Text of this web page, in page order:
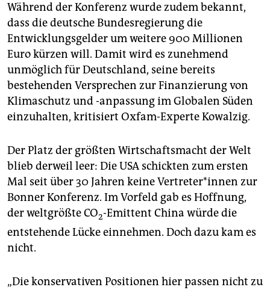
Während der Konferenz wurde zudem bekannt,
dass die deutsche Bundesregierung die
Entwicklungsgelder um weitere 900 Millionen
Euro kürzen will. Damit wird es zunehmend
unmöglich für Deutschland, seine bereits
bestehenden Versprechen zur Finanzierung von
Klimaschutz und -anpassung im Globalen Süden
einzuhalten, kritisiert Oxfam-Experte Kowalzig.
Der Platz der größten Wirtschaftsmacht der Welt
blieb derweil leer: Die USA schickten zum ersten
Mal seit über 30 Jahren keine Ver­tre­te­r*in­nen zur
Bonner Konferenz. Im Vorfeld gab es Hoffnung,
der weltgrößte CO2-Emittent China würde die
entstehende Lücke einnehmen. Doch dazu kam es
nicht.
„Die konservativen Positionen hier passen nicht zu